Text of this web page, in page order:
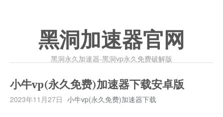
黑洞加速器官网
黑洞永久加速器-黑洞vp永久免费破解版
小牛vp(永久免费)加速器下载安卓版
2023年11月27日 小牛vp(永久免费)加速器下载